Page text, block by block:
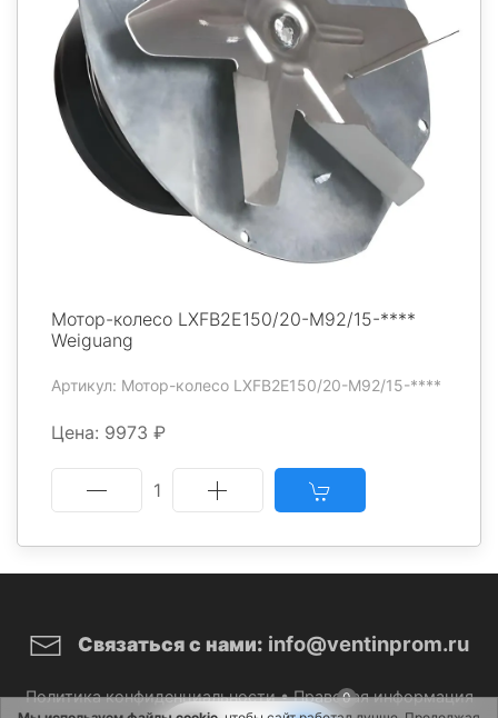
0
Мотор-колесо LXFB2E150/20-M92/15-****
Weiguang
Артикул: Мотор-колесо LXFB2E150/20-M92/15-****
Цена: 9973 ₽
1
Связаться с нами: info@ventinprom.ru
Политика конфиденциальности•Правовая информация